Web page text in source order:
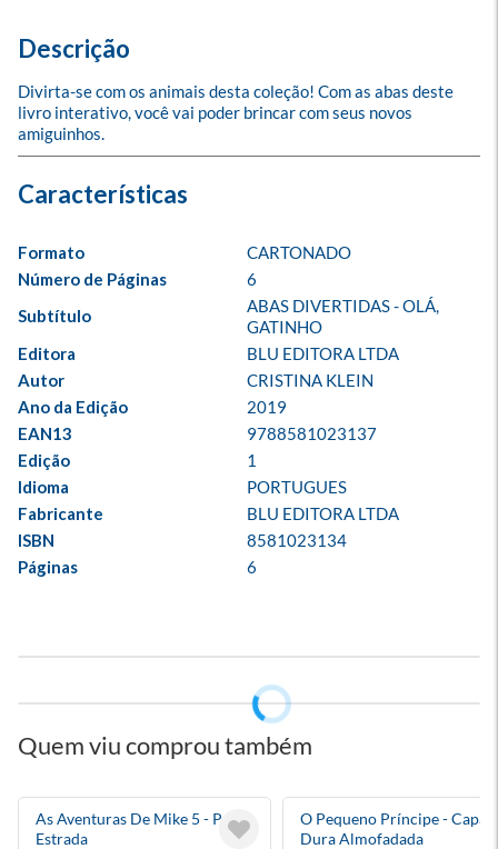
Descrição
Divirta-se com os animais desta coleção! Com as abas deste
livro interativo, você vai poder brincar com seus novos
amiguinhos.
Formato
CARTONADO
Número de Páginas
6
Subtítulo
ABAS DIVERTIDAS - OLÁ,
GATINHO
Editora
BLU EDITORA LTDA
Autor
CRISTINA KLEIN
Ano da Edição
2019
EAN13
9788581023137
Edição
1
Idioma
PORTUGUES
Fabricante
BLU EDITORA LTDA
ISBN
8581023134
Páginas
6
Quem viu comprou também
As Aventuras De Mike 5 - Pé Na
Estrada
O Pequeno Príncipe - Capa
Dura Almofadada